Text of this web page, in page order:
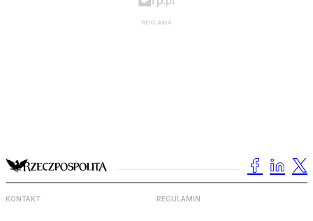
KONTAKT REGULAMIN